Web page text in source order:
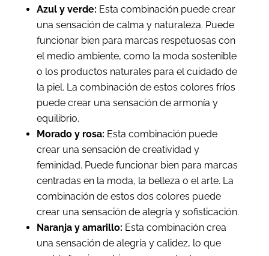
Azul y verde: Esta combinación puede crear
una sensación de calma y naturaleza. Puede
funcionar bien para marcas respetuosas con
el medio ambiente, como la moda sostenible
o los productos naturales para el cuidado de
la piel. La combinación de estos colores fríos
puede crear una sensación de armonía y
equilibrio.
Morado y rosa: Esta combinación puede
crear una sensación de creatividad y
feminidad. Puede funcionar bien para marcas
centradas en la moda, la belleza o el arte. La
combinación de estos dos colores puede
crear una sensación de alegría y sofisticación.
Naranja y amarillo: Esta combinación crea
una sensación de alegría y calidez, lo que